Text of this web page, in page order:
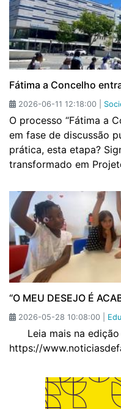
Fátima a Concelho
2026-06-11 12:18:00 |
O processo “Fátima a
em fase de discussão
prática, esta etapa?
transformado em
“O MEU DESEJO É
2026-05-28 10:08:00 |
Leia mais na edição
https://